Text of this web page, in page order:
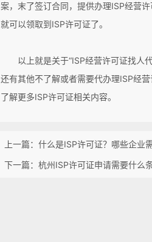
案，末了签订合同，提供办理ISP经营
就可以领取到ISP许可证了。
以上就是关于“ISP经营许可证找人
还有其他不了解或者需要代办理ISP经
了解更多ISP许可证相关内容。
上一篇：什么是ISP许可证？哪些企业
下一篇：杭州ISP许可证申请需要什么